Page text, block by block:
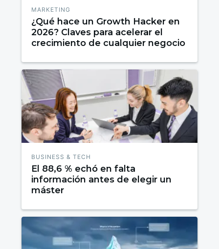
MARKETING
¿Qué hace un Growth Hacker en
2026? Claves para acelerar el
crecimiento de cualquier negocio
BUSINESS & TECH
El 88,6 % echó en falta
información antes de elegir un
máster